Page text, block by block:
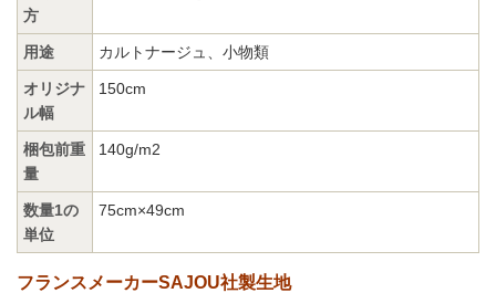
方
用途 カルトナージュ、小物類
オリジナ
ル幅
150cm
梱包前重
量
140g/m2
数量1の
単位
75cm×49cm
フランスメーカーSAJOU社製生地